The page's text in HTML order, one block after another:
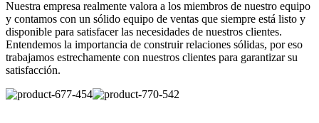
Nuestra empresa realmente valora a los miembros de nuestro equipo
y contamos con un sólido equipo de ventas que siempre está listo y
disponible para satisfacer las necesidades de nuestros clientes.
Entendemos la importancia de construir relaciones sólidas, por eso
trabajamos estrechamente con nuestros clientes para garantizar su
satisfacción.